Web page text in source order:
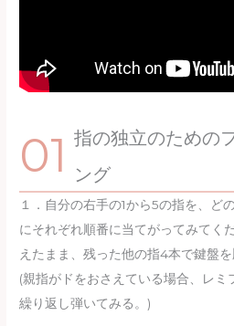
指の独立のための
ング
１．自分の右手の1から5の指を、ど
にそれぞれ順番に当てがってみてく
えたまま、残った他の指4本で鍵盤
(親指がドをおさえている場合、レミ
繰り返し弾いてみる。)